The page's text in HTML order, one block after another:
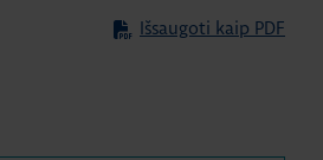
Išsaugoti kaip PDF